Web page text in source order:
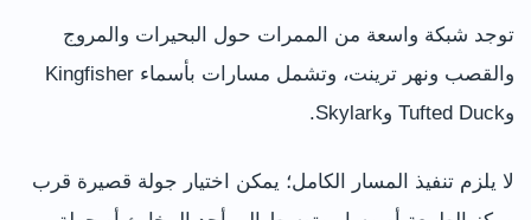
توجد شبكة واسعة من الممرات حول البحيرات والمروج
والقصب ونهر ترينت، وتشمل مسارات بأسماء Kingfisher
وTufted Duck وSkylark.
لا يلزم تنفيذ المسار الكامل؛ يمكن اختيار جولة قصيرة قرب